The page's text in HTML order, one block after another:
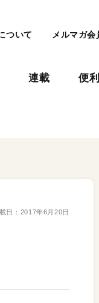
ついて メルマガ会
連載 便
日： 2017年6月20日